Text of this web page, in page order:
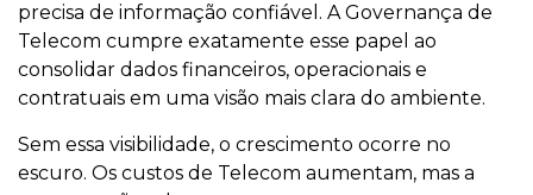
precisa de informação confiável. A Governança de
Telecom cumpre exatamente esse papel ao
consolidar dados financeiros, operacionais e
contratuais em uma visão mais clara do ambiente.
Sem essa visibilidade, o crescimento ocorre no
escuro. Os custos de Telecom aumentam, mas a